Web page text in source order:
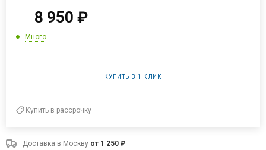
8 950 ₽
Много
КУПИТЬ В 1 КЛИК
Купить в рассрочку
Доставка в Москву от 1 250 ₽